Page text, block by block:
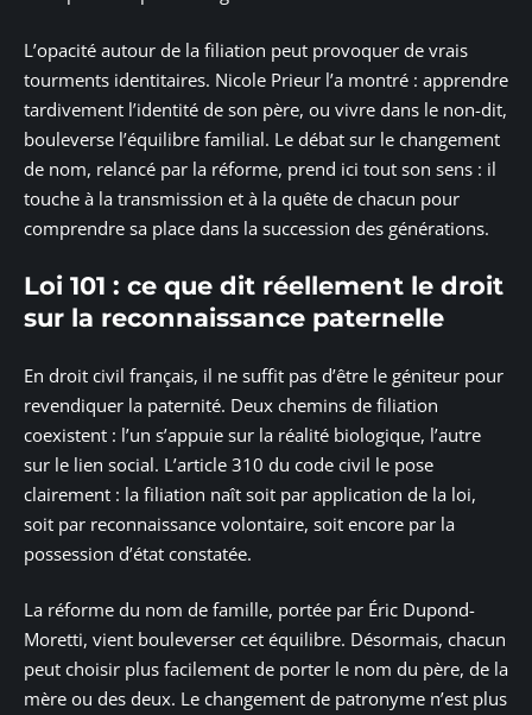
L’opacité autour de la filiation peut provoquer de vrais
tourments identitaires. Nicole Prieur l’a montré : apprendre
tardivement l’identité de son père, ou vivre dans le non-dit,
bouleverse l’équilibre familial. Le débat sur le changement
de nom, relancé par la réforme, prend ici tout son sens : il
touche à la transmission et à la quête de chacun pour
comprendre sa place dans la succession des générations.
Loi 101 : ce que dit réellement le droit
sur la reconnaissance paternelle
En droit civil français, il ne suffit pas d’être le géniteur pour
revendiquer la paternité. Deux chemins de filiation
coexistent : l’un s’appuie sur la réalité biologique, l’autre
sur le lien social. L’article 310 du code civil le pose
clairement : la filiation naît soit par application de la loi,
soit par reconnaissance volontaire, soit encore par la
possession d’état constatée.
La réforme du nom de famille, portée par Éric Dupond-
Moretti, vient bouleverser cet équilibre. Désormais, chacun
peut choisir plus facilement de porter le nom du père, de la
mère ou des deux. Le changement de patronyme n’est plus